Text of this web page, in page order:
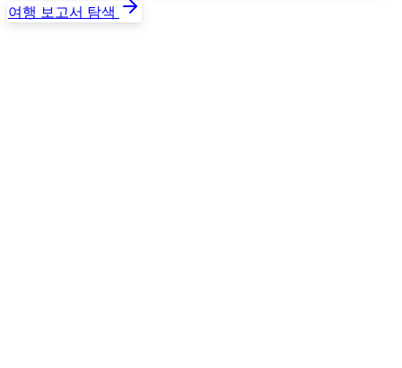
여행 보고서 탐색